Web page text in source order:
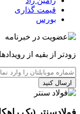
قیمت گذاری
بورس
زودتر از بقیه از
ارسال کنید